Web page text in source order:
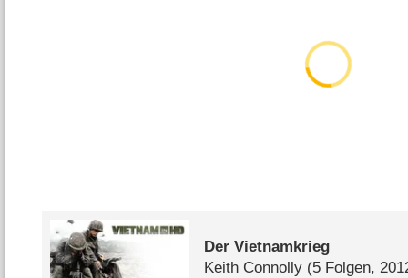
Der Vietnamkrieg
Keith Connolly (5 Folgen,